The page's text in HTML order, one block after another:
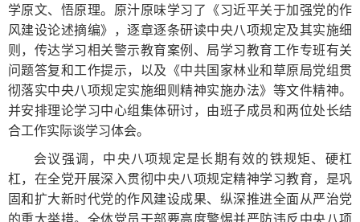
学原文、悟原理。原汁原味学习了《习近平关于加强党的作
风建设论述摘编》，逐章逐条研读中央八项规定及其实施细
则，传达学习相关警示教育案例、局学习教育工作专班有关
问题答复和工作提示，以及《中共国家林业和草原局党组贯
彻落实中央八项规定实施细则精神实施办法》等文件精神。
并安排理论学习中心组集体研讨，由班子成员和两位处长结
合工作实际谈学习体会。
会议强调，中央八项规定是长期有效的铁规矩、硬杠
杠，在全党开展深入贯彻中央八项规定精神学习教育，是巩
固和扩大新时代党的作风建设成果、纵深推进全面从严治党